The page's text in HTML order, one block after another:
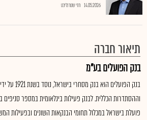
14.05.2026 חזי שטרנליכט
תיאור חברה
בנק הפועלים בע"מ
בנק הפועלים
וההסתדרות הכללית. לבנק פעילות בינלאומית במספר
פועלת בישראל במכלול תחומי הבנקאות השונים ובפעילות